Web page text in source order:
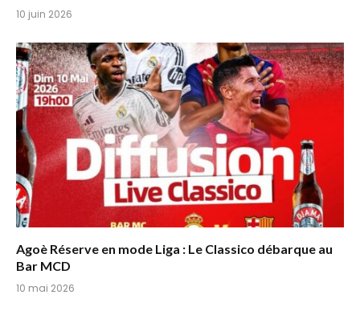
10 juin 2026
Agoè Réserve en mode Liga : Le Classico débarque au
Bar MCD
10 mai 2026